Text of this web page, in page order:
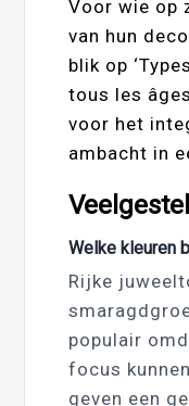
Voor wie op
van hun
blik op
tous les
voor het
ambacht in
Welke kleuren
Rijke
populair
focus
geven een